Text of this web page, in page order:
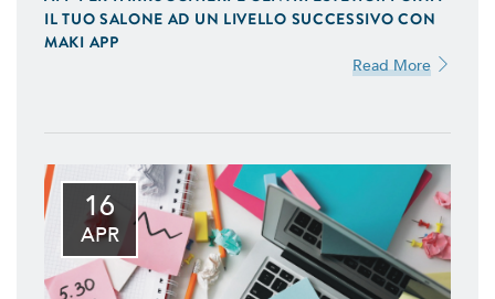
IL TUO SALONE AD UN LIVELLO SUCCESSIVO CON
MAKI APP
Read More
16
APR